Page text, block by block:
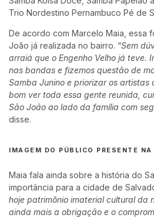
Trio Nordestino Pernambuco Pé de
De acordo com Marcelo Maia, essa
João já realizada no bairro. “Sem
arraiá que o Engenho Velho já teve.
nas bandas e fizemos questão de
Samba Junino e priorizar os artistas
bom ver toda essa gente reunida,
São João ao lado da família com
disse.
IMAGEM DO PÚBLICO PRESENTE NA
Maia fala ainda sobre a história do
importância para a cidade de
hoje patrimônio imaterial cultural da
ainda mais a obrigação e o